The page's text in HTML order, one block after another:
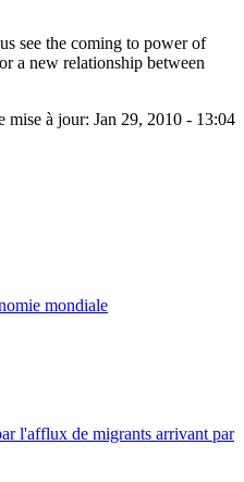
see the coming to power of
a new relationship between
mise à jour: Jan 29, 2010 - 13:04
mondiale
l'afflux de migrants arrivant par